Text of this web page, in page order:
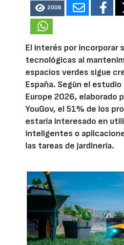
2008
El interés por incorporar
tecnológicas al
espacios verdes sigue
España. Según el
Europe 2026, elaborado
YouGov, el 51% de los
estaría interesado en
inteligentes o
las tareas de jardinería.